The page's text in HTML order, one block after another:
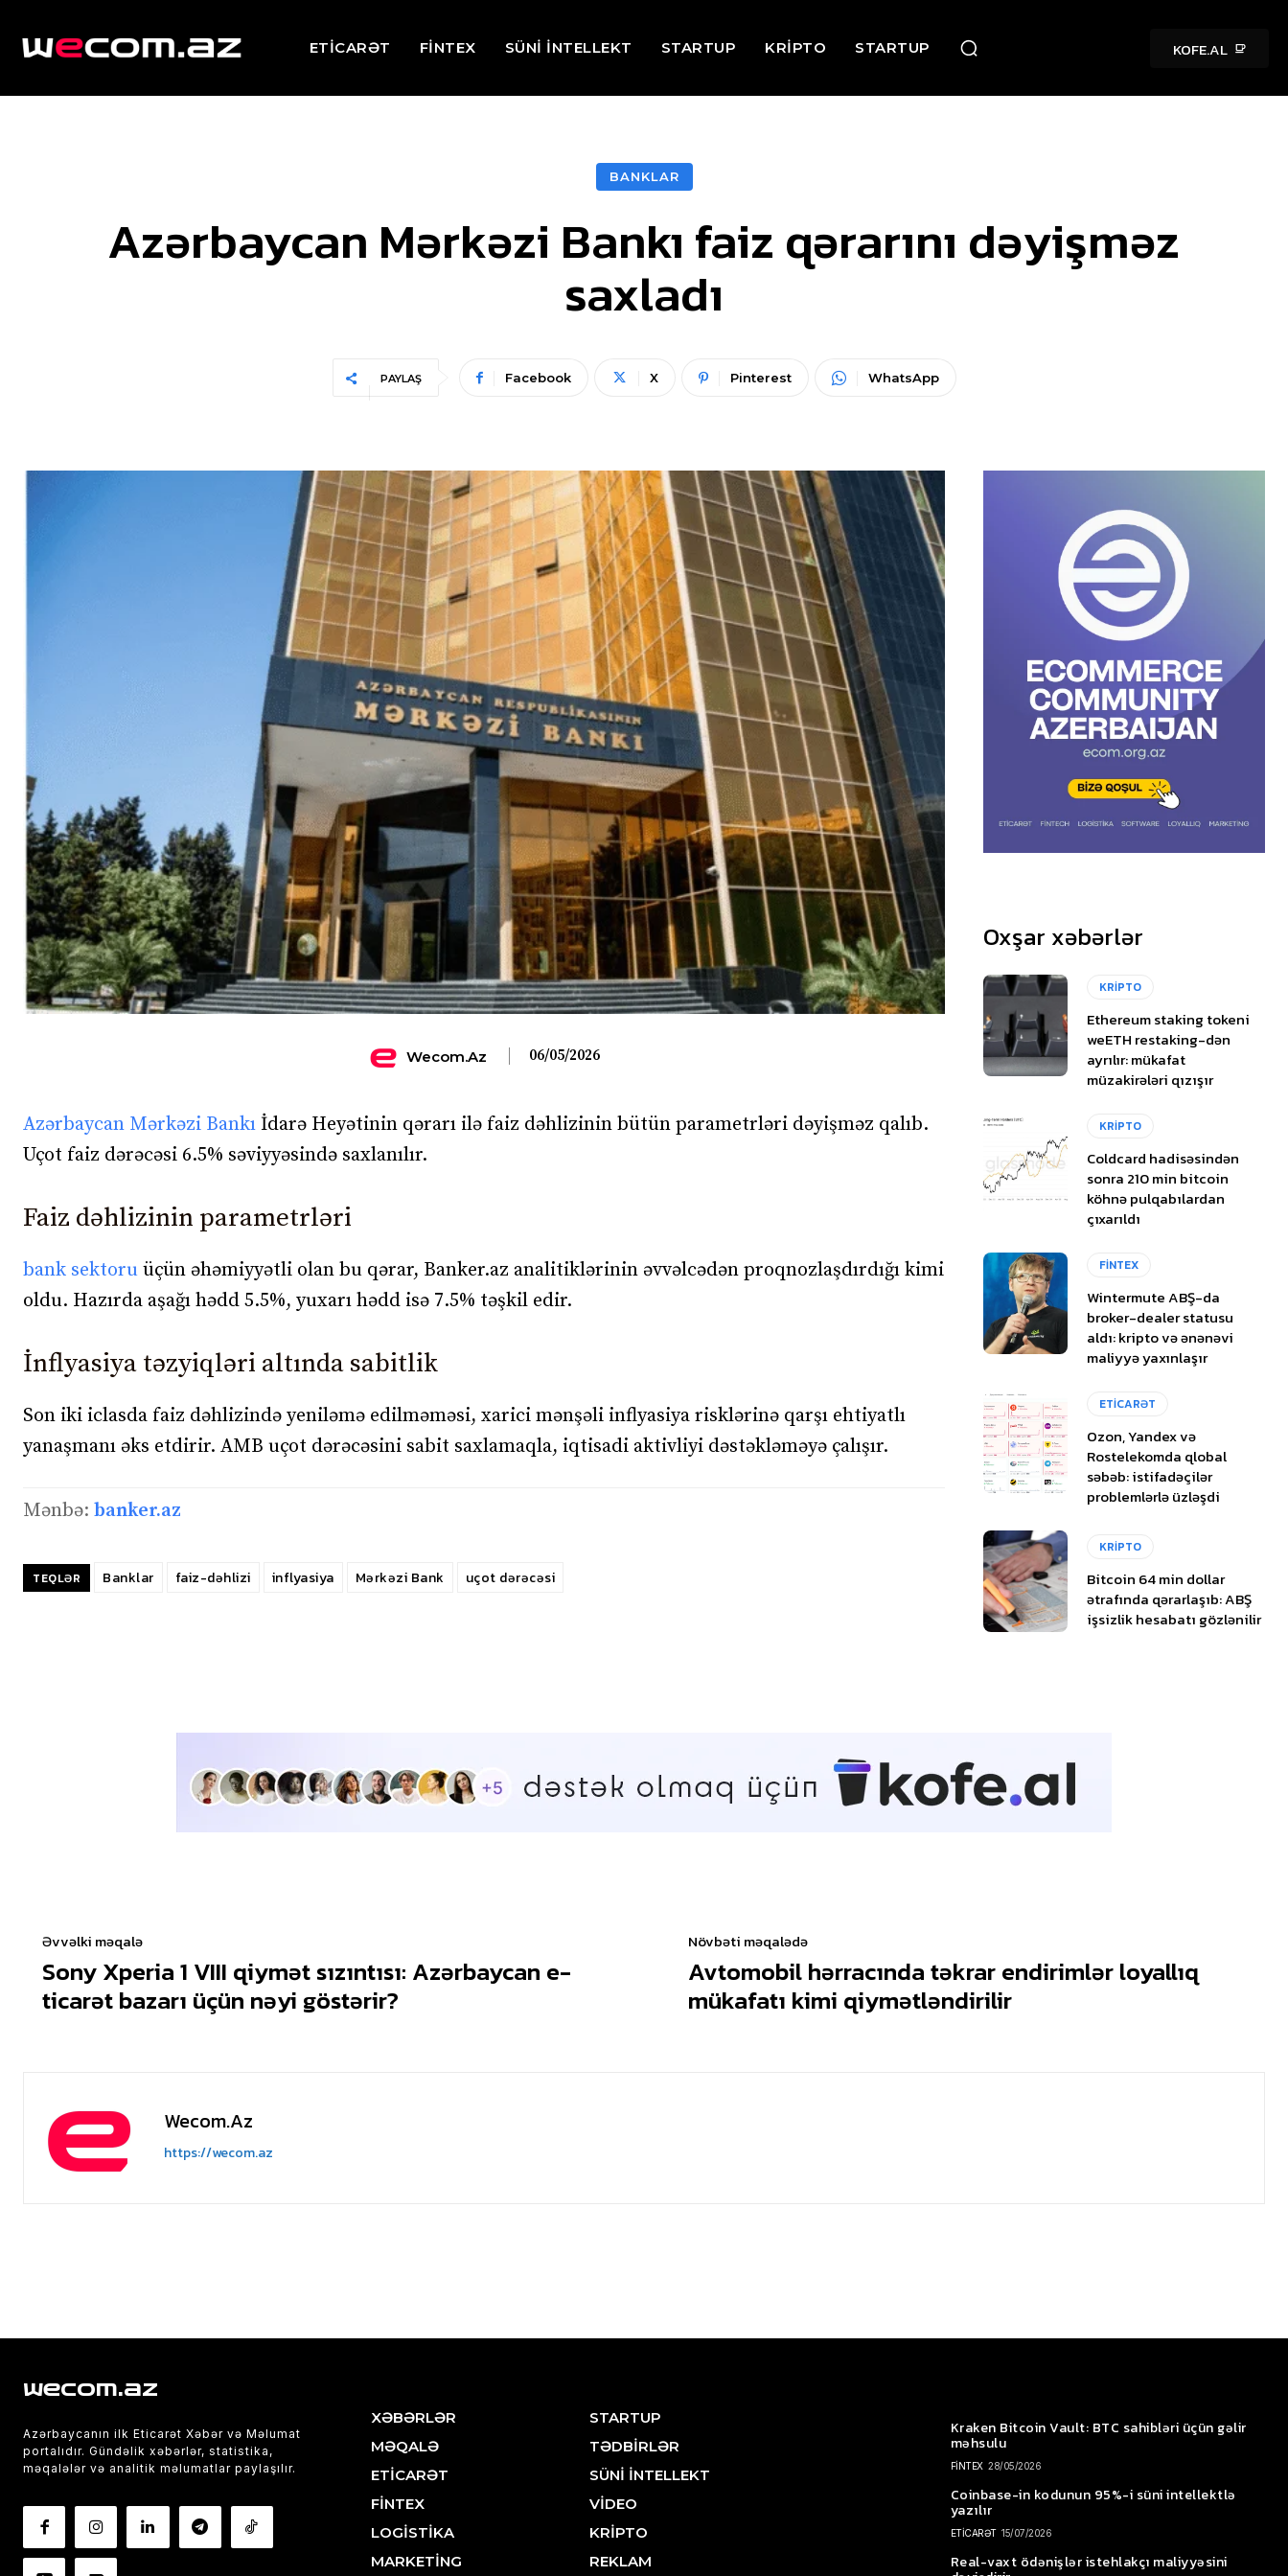
ETİCARƏT FİNTEX SÜNİ İNTELLEKT STARTUP KRİPTO STARTUP KOFE.AL
BANKLAR
Azərbaycan Mərkəzi Bankı faiz qərarını dəyişməz
saxladı
PAYLAŞ Facebook X Pinterest WhatsApp
Wecom.az 06/05/2026
Azərbaycan Mərkəzi Bankı İdarə Heyətinin qərarı ilə faiz dəhlizinin bütün parametrləri dəyişməz qalıb.
Uçot faiz dərəcəsi 6.5% səviyyəsində saxlanılır.
Faiz dəhlizinin parametrləri
bank sektoru üçün əhəmiyyətli olan bu qərar, Banker.az analitiklərinin əvvəlcədən proqnozlaşdırdığı kimi
oldu. Hazırda aşağı hədd 5.5%, yuxarı hədd isə 7.5% təşkil edir.
İnflyasiya təzyiqləri altında sabitlik
Son iki iclasda faiz dəhlizində yeniləmə edilməməsi, xarici mənşəli inflyasiya risklərinə qarşı ehtiyatlı
yanaşmanı əks etdirir. AMB uçot dərəcəsini sabit saxlamaqla, iqtisadi aktivliyi dəstəkləməyə çalışır.
Mənbə: banker.az
TEQLƏR Banklar faiz-dəhlizi inflyasiya Mərkəzi Bank uçot dərəcəsi
Oxşar xəbərlər
KRİPTO
Ethereum staking tokeni
weETH restaking-dən
ayrılır: mükafat
müzakirələri qızışır
KRİPTO
Coldcard hadisəsindən
sonra 210 min bitcoin
köhnə pulqabılardan
çıxarıldı
FİNTEX
Wintermute ABŞ-da
broker-dealer statusu
aldı: kripto və ənənəvi
maliyyə yaxınlaşır
ETİCARƏT
Ozon, Yandex və
Rostelekomda qlobal
səbəb: istifadəçilər
problemlərlə üzləşdi
KRİPTO
Bitcoin 64 min dollar
ətrafında qərarlaşıb: ABŞ
işsizlik hesabatı gözlənilir
Əvvəlki məqalə
Sony Xperia 1 VIII qiymət sızıntısı: Azərbaycan e-
ticarət bazarı üçün nəyi göstərir?
Növbəti məqalədə
Avtomobil hərracında təkrar endirimlər loyallıq
mükafatı kimi qiymətləndirilir
Wecom.az
https://wecom.az
wecom.az
Azərbaycanın ilk Eticarət Xəbər və Məlumat
portalıdır. Gündəlik xəbərlər, statistika,
məqalələr və analitik məlumatlar paylaşılır.
XƏBƏRLƏR
MƏQALƏ
ETİCARƏT
FİNTEX
LOGİSTİKA
MARKETİNG
STARTUP
TƏDBİRLƏR
SÜNİ İNTELLEKT
VİDEO
KRİPTO
REKLAM
Kraken Bitcoin Vault: BTC sahibləri üçün gəlir
məhsulu
FİNTEX 28/05/2026
Coinbase-in kodunun 95%-i süni intellektlə
yazılır
ETİCARƏT 15/07/2026
Real-vaxt ödənişlər istehlakçı maliyyəsini